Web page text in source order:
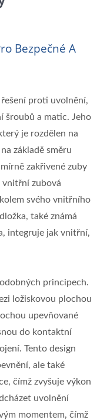
Bezpečné A
proti uvolnění,
šroubů a matic. Jeho
je rozdělen na
základě směru
zakřivené zuby
vnitřní zubová
svého vnitřního
také známá
integruje jak vnitřní,
principech.
ložiskovou plochou
upevňované
do kontaktní
Tento design
ale také
čímž zvyšuje výkon
uvolnění
momentem, čímž